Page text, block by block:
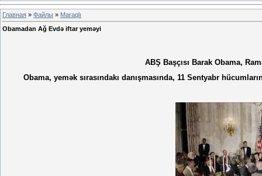
Главная » Файлы » Maraqlı
Obamadan Ağ Evdə iftar yeməyi
ABŞ Başçısı Barak Obama,
Obama, yemək sırasındakı danışmasında, 11 Sentyabr